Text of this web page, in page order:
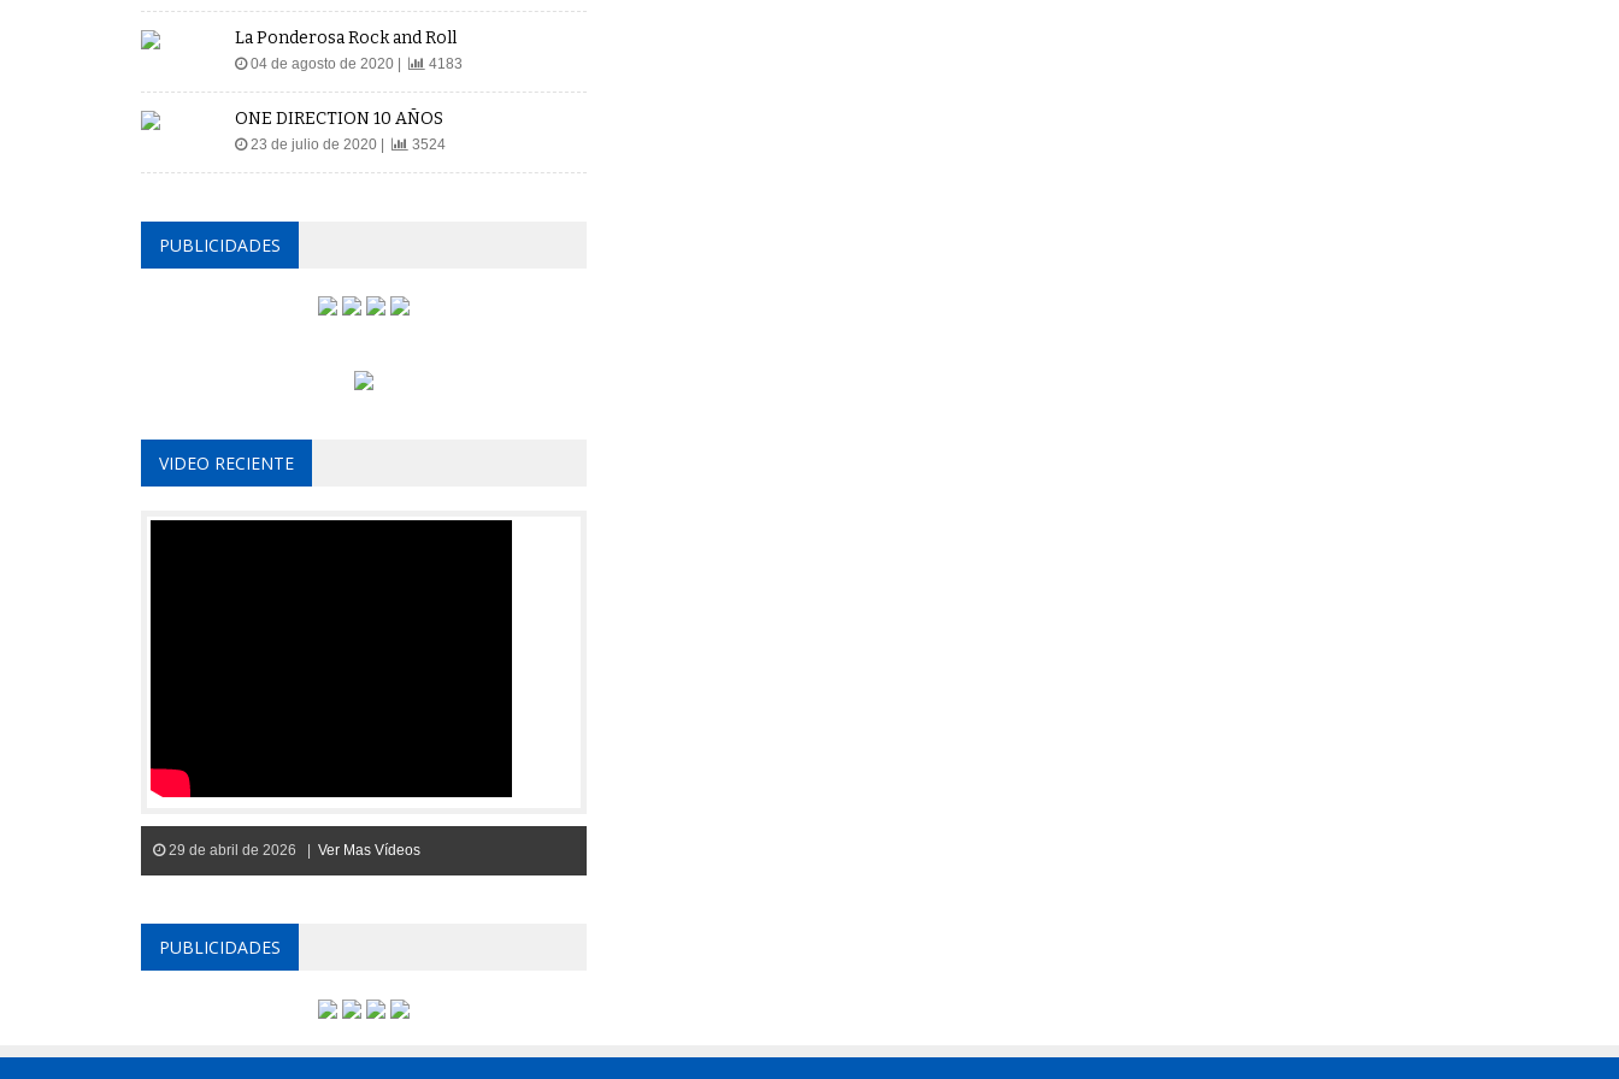
La Ponderosa Rock and Roll
04 de agosto de 2020 | 4183
ONE DIRECTION 10 AÑOS
23 de julio de 2020 | 3524
PUBLICIDADES
VIDEO RECIENTE
29 de abril de 2026 | Ver Mas Vídeos
PUBLICIDADES